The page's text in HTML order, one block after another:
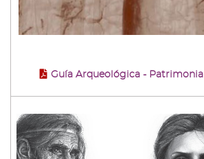
Guía Arqueológica - Patrimonial